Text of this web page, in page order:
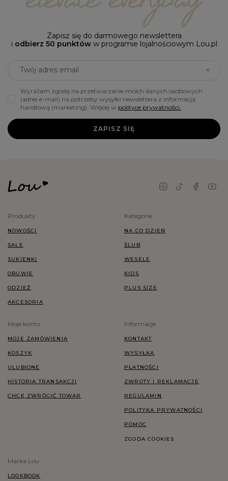
Zapisz się do darmowego newslettera
i odbierz 50 punktóww programie lojalnościowym Lou.pl
Twój adres email
Wyrażam zgodę na przetwarzanie moich danych osobowych
(adres e-mail) na potrzeby wysyłki newslettera z informacją
handlową (marketing). Więcej w polityce prywatności.
ZAPISZ SIĘ
Produkty
NOWOŚCI
SALE
SUKIENKI
OBUWIE
ODZIEŻ
AKCESORIA
Kategorie
NA CO DZIEŃ
ŚLUB
WESELE
KIDS
PLUS SIZE
Moje konto
MOJE ZAMÓWIENIA
KOSZYK
ULUBIONE
HISTORIA TRANSAKCJI
CHCĘ ZWRÓCIĆ TOWAR
Informacje
KONTAKT
WYSYŁKA
PŁATNOŚCI
ZWROTY I REKLAMACJE
REGULAMIN
POLITYKA PRYWATNOŚCI
POMOC
ZGODA COOKIES
Marka Lou
LOOKBOOK